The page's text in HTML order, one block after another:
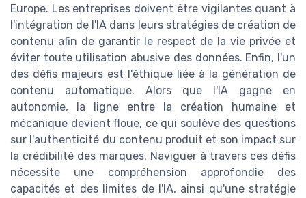
Europe. Les entreprises doivent être vigilantes quant à
l'intégration de l'IA dans leurs stratégies de création de
contenu afin de garantir le respect de la vie privée et
éviter toute utilisation abusive des données. Enfin, l'un
des défis majeurs est l'éthique liée à la génération de
contenu automatique. Alors que l'IA gagne en
autonomie, la ligne entre la création humaine et
mécanique devient floue, ce qui soulève des questions
sur l'authenticité du contenu produit et son impact sur
la crédibilité des marques. Naviguer à travers ces défis
nécessite une compréhension approfondie des
capacités et des limites de l'IA, ainsi qu'une stratégie